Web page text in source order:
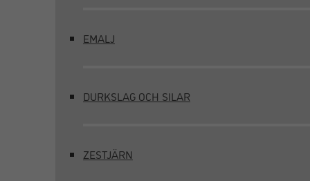
EMALJ
DURKSLAG OCH SILAR
ZESTJÄRN